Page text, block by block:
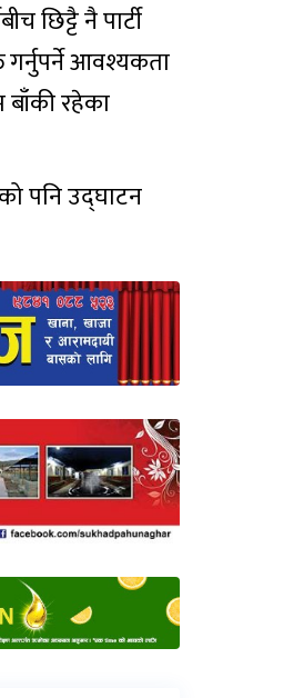
छिट्टै नै पार्टी
गर्नुपर्ने आवश्यकता
बाँकी रहेका
पनि उद्घाटन